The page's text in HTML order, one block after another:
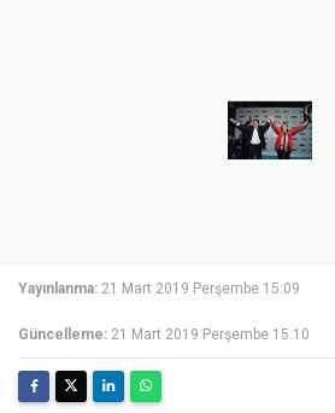
Yayınlanma: 21 Mart 2019 Perşembe 15:09
Güncelleme: 21 Mart 2019 Perşembe 15:10